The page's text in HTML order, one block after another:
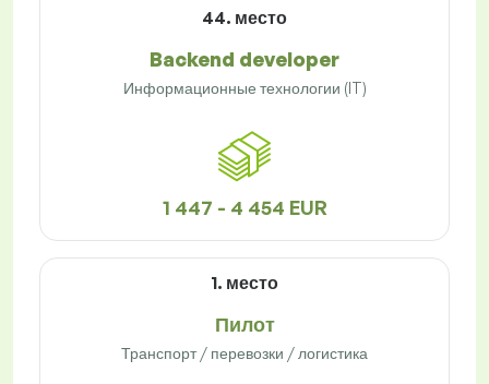
44. место
Backend developer
Информационные технологии (IT)
1 447 - 4 454 EUR
1. место
Пилот
Транспорт / перевозки / логистика